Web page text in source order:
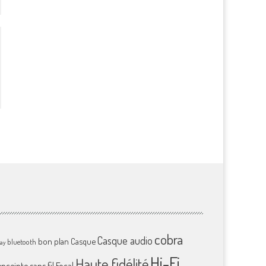
bluetooth bon plan CasqueCasque audio cobra